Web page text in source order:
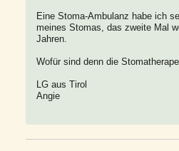
Eine Stoma-Ambulanz habe ich
meines Stomas, das zweite Mal
Jahren.
Wofür sind denn die
LG aus Tirol
Angie